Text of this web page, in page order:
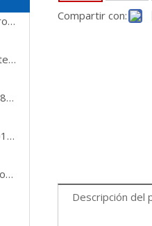
Cojinete rígido de bolas de acero inoxidable F682XZZ 2*5/6.1*2.3mm F683ZZ 3*7/8.1*3mm F684ZZ 4*9/10.3*4mm
El fabricante vende directamente rodamientos rígidos de bolas de acero inoxidable de alta precisión, resistentes a ácidos y álcalis
30 mm 31 mm 32 mm 35 mm 38 mm Bola de acero inoxidable SUS304 de alta calidad para rodamientos
S6007 S6008 S6009 S6010 S6011 S6012 ZZ P5 P4 Rodamiento de alta calidad Rodamientos de acero inoxidable rodamientos de bolas impermeables
Bola de rodamiento de acero inoxidable AISI 52100/Gcr15/JIS SUJ2 100Cr6 Bola de acero cromado para rodamiento
Compartir con:
Descripción del